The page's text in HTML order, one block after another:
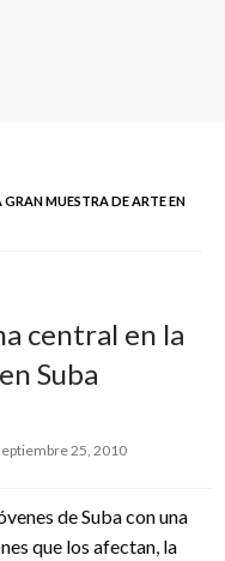
MUESTRA DE ARTE EN
central en la
Suba
25, 2010
de Suba con una
que los afectan, la